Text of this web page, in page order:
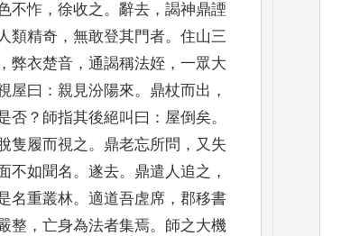
不怍 ， 徐收之。 辭去 ， 謁神鼎諲
類精奇 ， 無敢登其門者。 住山三
， 弊衣楚音 ， 通謁稱法姪 ， 一眾大
屋曰 ： 親見汾陽來。 鼎杖而出 ，
否 ？ 師指其後絕叫曰 ： 屋倒矣。
隻履而視之。 鼎老忘所問 ， 又失
不如聞名。 遂去。 鼎遣人追之 ，
名重叢林。 適道吾虗席 ， 郡移書
整 ， 亡身為法者集焉。 師之大機